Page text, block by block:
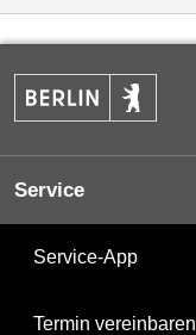
Service
Service-App
Termin vereinbaren